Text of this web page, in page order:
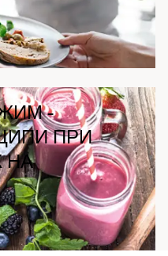
-
ПРИ
НА